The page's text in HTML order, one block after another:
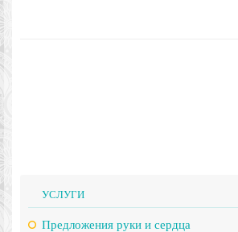
УСЛУГИ
Предложения руки и сердца